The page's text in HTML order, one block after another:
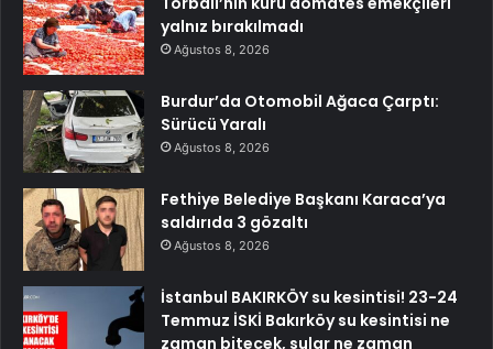
yalnız bırakılmadı
Ağustos 8, 2026
Burdur’da Otomobil Ağaca Çarptı:
Sürücü Yaralı
Ağustos 8, 2026
Fethiye Belediye Başkanı Karaca’ya
saldırıda 3 gözaltı
Ağustos 8, 2026
İstanbul BAKIRKÖY su kesintisi! 23-24
Temmuz İSKİ Bakırköy su kesintisi ne
zaman bitecek, sular ne zaman